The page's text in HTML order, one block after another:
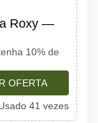
Roxy —
10% de
OFERTA
41 vezes